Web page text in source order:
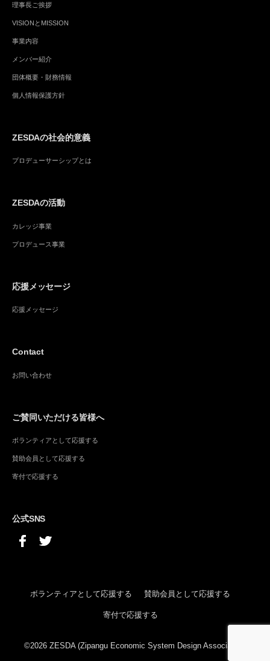
理事長ご挨拶
VISIONとMISSION
事業内容
メンバー紹介
団体概要・財務情報
個人情報保護方針
ZESDAの社会的意義
プロデューサーシップとは
ZESDAの活動
カレッジ事業
プロデュース事業
応援メッセージ
応援メッセージ
Contact
お問い合わせ
ご賛同いただける皆様へ
ボランティアとして応援する
賛助会員として応援する
寄付で応援する
公式SNS
ボランティアとして応援する 賛助会員として応援する
寄付で応援する
©2026 ZESDA (Zipangu Economic System Design Association)